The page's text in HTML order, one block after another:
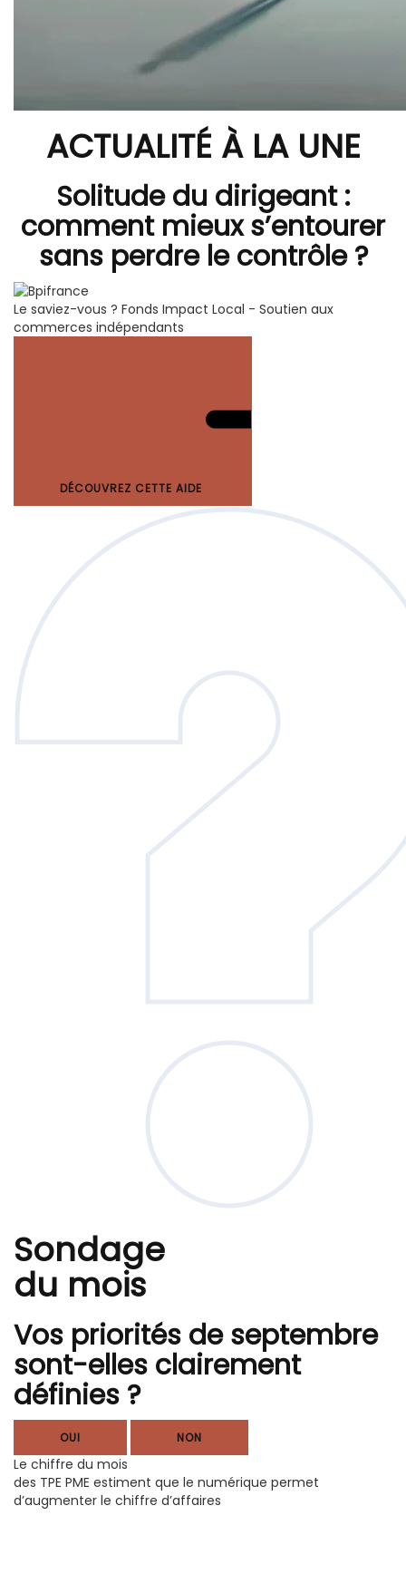
ACTUALITÉ À LA UNE
Solitude du dirigeant :
comment mieux s’entourer
sans perdre le contrôle ?
Le saviez-vous ? Fonds Impact Local - Soutien aux
commerces indépendants
DÉCOUVREZ CETTE AIDE
Sondage
du mois
Vos priorités de septembre
sont-elles clairement
définies ?
OUI NON
Le chiffre du mois
des TPE PME estiment que le numérique permet
d’augmenter le chiffre d’affaires